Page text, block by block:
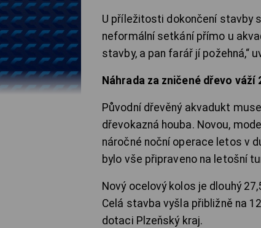
U příležitosti dokončení stavby
neformální setkání přímo u
stavby, a pan farář jí požehná,“
Náhrada za zničené dřevo váží
Původní dřevěný akvadukt
dřevokazná houba. Novou,
náročné noční operace letos v
bylo vše připraveno na letošní
Nový ocelový kolos je dlouhý
Celá stavba vyšla přibližně na
dotaci Plzeňský kraj.